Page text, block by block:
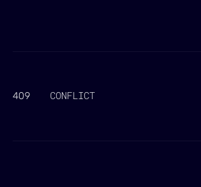
409 CONFLICT